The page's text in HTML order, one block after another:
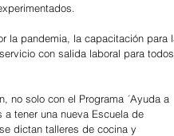
con salida laboral para todos
no solo con el Programa ´Ayuda a
tener una nueva Escuela de
dictan talleres de cocina y